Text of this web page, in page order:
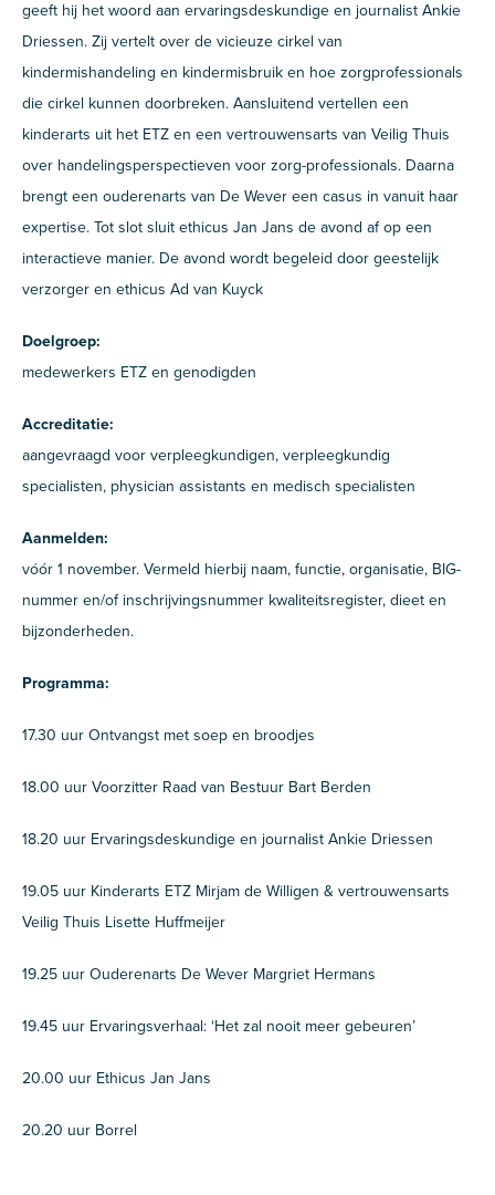
geeft hij het woord aan ervaringsdeskundige en journalist Ankie
Driessen. Zij vertelt over de vicieuze cirkel van
kindermishandeling en kindermisbruik en hoe zorgprofessionals
die cirkel kunnen doorbreken. Aansluitend vertellen een
kinderarts uit het ETZ en een vertrouwensarts van Veilig Thuis
over handelingsperspectieven voor zorg-professionals. Daarna
brengt een ouderenarts van De Wever een casus in vanuit haar
expertise. Tot slot sluit ethicus Jan Jans de avond af op een
interactieve manier. De avond wordt begeleid door geestelijk
verzorger en ethicus Ad van Kuyck
Doelgroep:
medewerkers ETZ en genodigden
Accreditatie:
aangevraagd voor verpleegkundigen, verpleegkundig
specialisten, physician assistants en medisch specialisten
Aanmelden:
vóór 1 november. Vermeld hierbij naam, functie, organisatie, BIG-
nummer en/of inschrijvingsnummer kwaliteitsregister, dieet en
bijzonderheden.
Programma:
17.30 uur Ontvangst met soep en broodjes
18.00 uur Voorzitter Raad van Bestuur Bart Berden
18.20 uur Ervaringsdeskundige en journalist Ankie Driessen
19.05 uur Kinderarts ETZ Mirjam de Willigen & vertrouwensarts
Veilig Thuis Lisette Huffmeijer
19.25 uur Ouderenarts De Wever Margriet Hermans
19.45 uur Ervaringsverhaal: ‘Het zal nooit meer gebeuren’
20.00 uur Ethicus Jan Jans
20.20 uur Borrel